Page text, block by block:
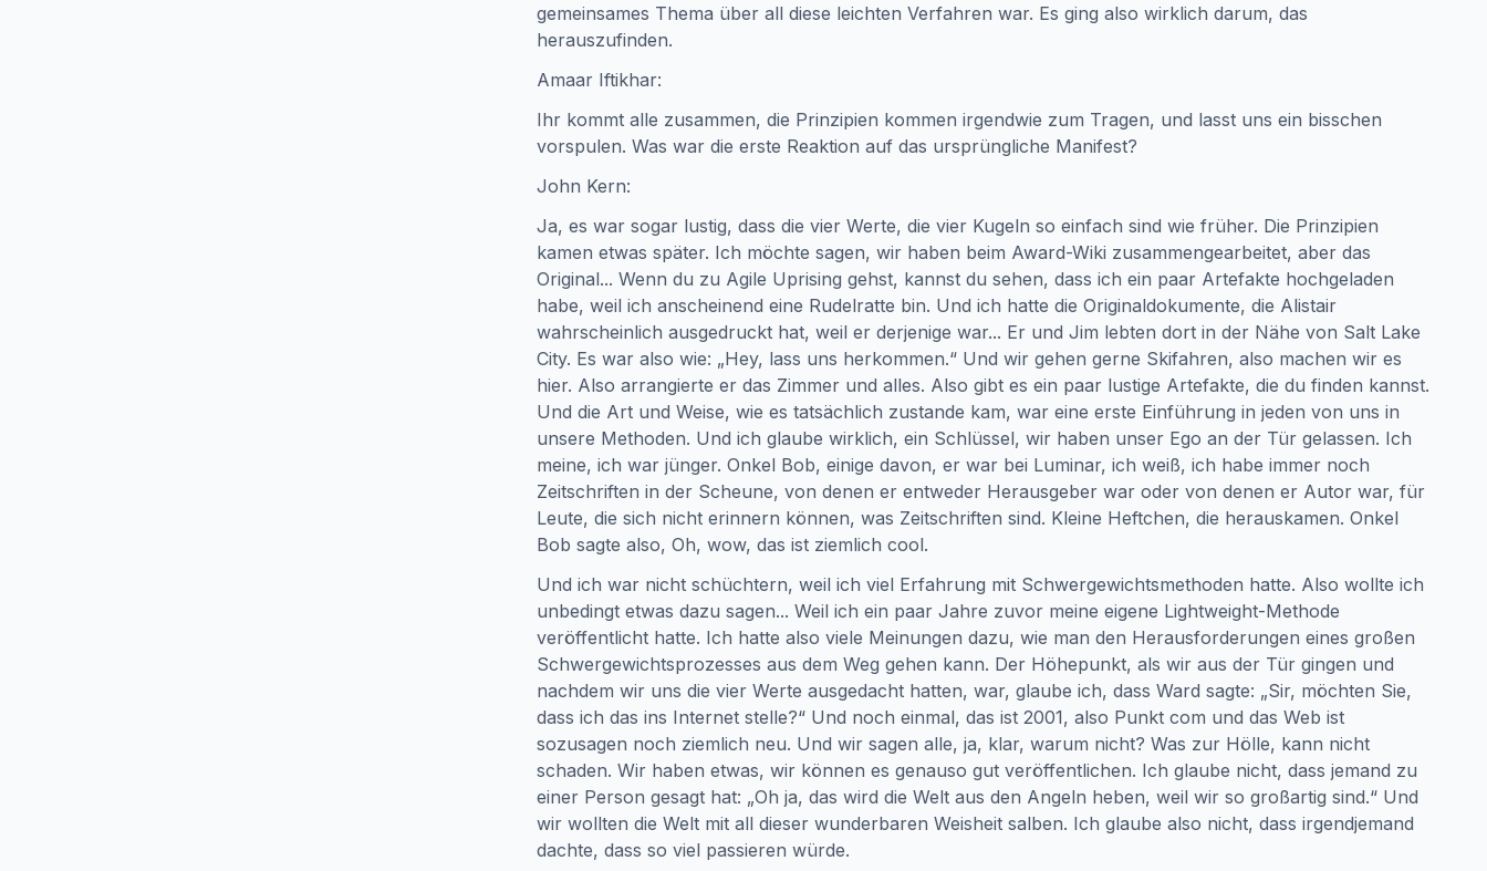
gemeinsames Thema über all diese leichten Verfahren war. Es ging also wirklich darum, das
herauszufinden.
Amaar Iftikhar:
Ihr kommt alle zusammen, die Prinzipien kommen irgendwie zum Tragen, und lasst uns ein bisschen
vorspulen. Was war die erste Reaktion auf das ursprüngliche Manifest?
John Kern:
Ja, es war sogar lustig, dass die vier Werte, die vier Kugeln so einfach sind wie früher. Die Prinzipien
kamen etwas später. Ich möchte sagen, wir haben beim Award-Wiki zusammengearbeitet, aber das
Original... Wenn du zu Agile Uprising gehst, kannst du sehen, dass ich ein paar Artefakte hochgeladen
habe, weil ich anscheinend eine Rudelratte bin. Und ich hatte die Originaldokumente, die Alistair
wahrscheinlich ausgedruckt hat, weil er derjenige war... Er und Jim lebten dort in der Nähe von Salt Lake
City. Es war also wie: „Hey, lass uns herkommen.“ Und wir gehen gerne Skifahren, also machen wir es
hier. Also arrangierte er das Zimmer und alles. Also gibt es ein paar lustige Artefakte, die du finden kannst.
Und die Art und Weise, wie es tatsächlich zustande kam, war eine erste Einführung in jeden von uns in
unsere Methoden. Und ich glaube wirklich, ein Schlüssel, wir haben unser Ego an der Tür gelassen. Ich
meine, ich war jünger. Onkel Bob, einige davon, er war bei Luminar, ich weiß, ich habe immer noch
Zeitschriften in der Scheune, von denen er entweder Herausgeber war oder von denen er Autor war, für
Leute, die sich nicht erinnern können, was Zeitschriften sind. Kleine Heftchen, die herauskamen. Onkel
Bob sagte also, Oh, wow, das ist ziemlich cool.
Und ich war nicht schüchtern, weil ich viel Erfahrung mit Schwergewichtsmethoden hatte. Also wollte ich
unbedingt etwas dazu sagen... Weil ich ein paar Jahre zuvor meine eigene Lightweight-Methode
veröffentlicht hatte. Ich hatte also viele Meinungen dazu, wie man den Herausforderungen eines großen
Schwergewichtsprozesses aus dem Weg gehen kann. Der Höhepunkt, als wir aus der Tür gingen und
nachdem wir uns die vier Werte ausgedacht hatten, war, glaube ich, dass Ward sagte: „Sir, möchten Sie,
dass ich das ins Internet stelle?“ Und noch einmal, das ist 2001, also Punkt com und das Web ist
sozusagen noch ziemlich neu. Und wir sagen alle, ja, klar, warum nicht? Was zur Hölle, kann nicht
schaden. Wir haben etwas, wir können es genauso gut veröffentlichen. Ich glaube nicht, dass jemand zu
einer Person gesagt hat: „Oh ja, das wird die Welt aus den Angeln heben, weil wir so großartig sind.“ Und
wir wollten die Welt mit all dieser wunderbaren Weisheit salben. Ich glaube also nicht, dass irgendjemand
dachte, dass so viel passieren würde.